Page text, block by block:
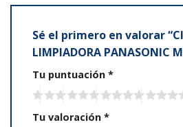
Sé el primero en valorar
LIMPIADORA PANASONIC
Tu puntuación *
Tu valoración *